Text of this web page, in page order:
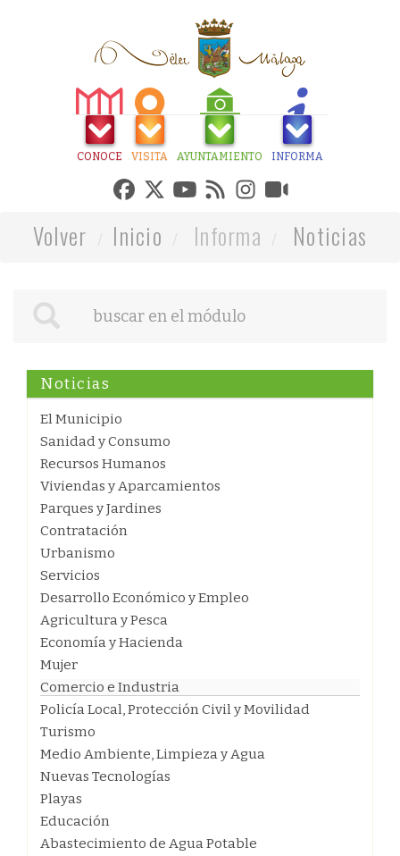
CONOCE VISITA AYUNTAMIENTO INFORMA
Volver Inicio Informa Noticias
Noticias
El Municipio
Sanidad y Consumo
Recursos Humanos
Viviendas y Aparcamientos
Parques y Jardines
Contratación
Urbanismo
Servicios
Desarrollo Económico y Empleo
Agricultura y Pesca
Economía y Hacienda
Mujer
Comercio e Industria
Policía Local, Protección Civil y Movilidad
Turismo
Medio Ambiente, Limpieza y Agua
Nuevas Tecnologías
Playas
Educación
Abastecimiento de Agua Potable